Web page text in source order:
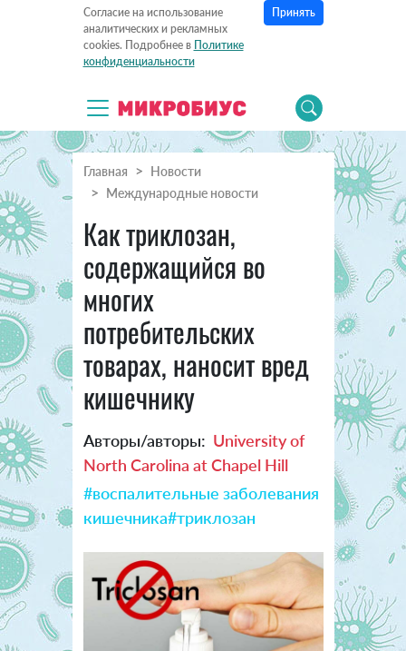
Согласие на использование
аналитических и рекламных
cookies. Подробнее в Политике
конфиденциальности
Принять
Главная
Новости
Международные новости
Как триклозан,
содержащийся во
многих
потребительских
товарах, наносит вред
кишечнику
Авторы/авторы: University of
North Carolina at Chapel Hill
#воспалительные заболевания
кишечника#триклозан